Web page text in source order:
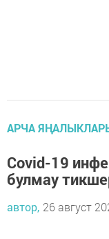
АРЧА
Covid-19
булмау
автор, 26 август